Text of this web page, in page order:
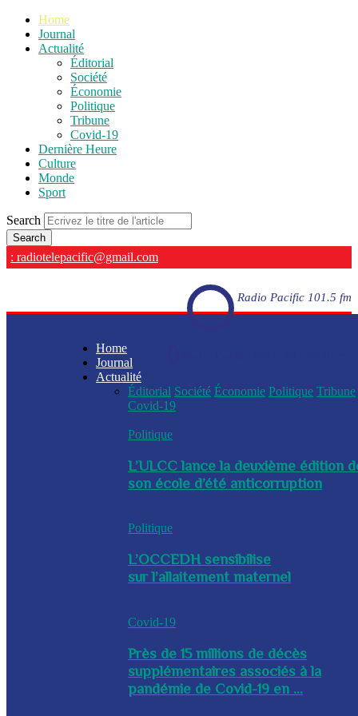
Home
Journal
Actualité
Éditorial
Société
Économie
Politique
Tribune
Covid-19
Dernière Heure
Culture
Monde
Sport
Search
: radiotelepacific@gmail.com
Radio Pacific 101.5 fm
Home
Journal
Actualité
Éditorial Société Économie Politique Tribune
Covid-19
Politique
L’ULCC lance la deuxième édition
son école d’été anticorruption
Politique
L’OCCEDH sensibilise
sur l’allaitement maternel
Covid-19
Près de 15 millions de décès
supplémentaires associés à la
pandémie de Covid-19 en ...